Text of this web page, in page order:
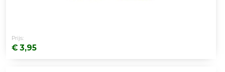
Prijs:
€ 3,95